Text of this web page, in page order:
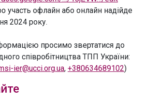
участь офлайн або онлайн надійде
2024 року.
просимо звертатися до
співробітництва ТПП України:
ier@ucci.org.ua, +380634689102)